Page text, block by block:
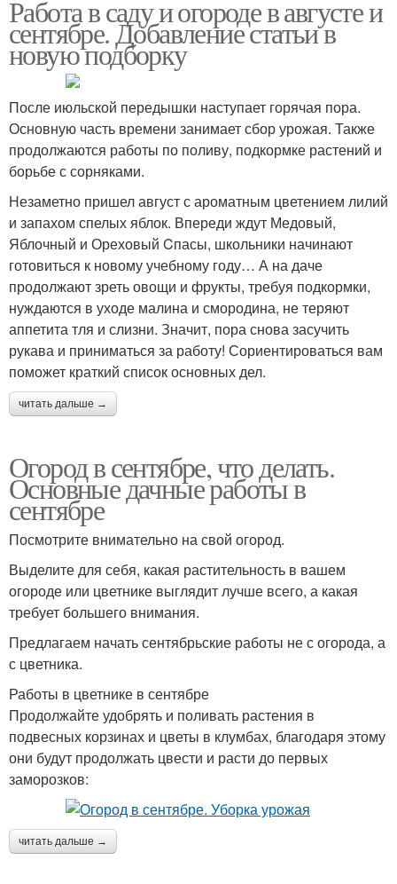
Работа в саду и огороде в августе и
сентябре. Добавление статьи в
новую подборку
После июльской передышки наступает горячая пора.
Основную часть времени занимает сбор урожая. Также
продолжаются работы по поливу, подкормке растений и
борьбе с сорняками.
Незаметно пришел август с ароматным цветением лилий
и запахом спелых яблок. Впереди ждут Медовый,
Яблочный и Ореховый Cпасы, школьники начинают
готовиться к новому учебному году… А на даче
продолжают зреть овощи и фрукты, требуя подкормки,
нуждаются в уходе малина и смородина, не теряют
аппетита тля и слизни. Значит, пора снова засучить
рукава и приниматься за работу! Сориентироваться вам
поможет краткий список основных дел.
читать дальше →
Огород в сентябре, что делать.
Основные дачные работы в
сентябре
Посмотрите внимательно на свой огород.
Выделите для себя, какая растительность в вашем
огороде или цветнике выглядит лучше всего, а какая
требует большего внимания.
Предлагаем начать сентябрьские работы не с огорода, а
с цветника.
Работы в цветнике в сентябре
Продолжайте удобрять и поливать растения в
подвесных корзинах и цветы в клумбах, благодаря этому
они будут продолжать цвести и расти до первых
заморозков:
читать дальше →